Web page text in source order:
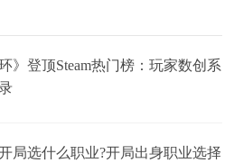
》登顶Steam热门榜：玩家数创系
局选什么职业?开局出身职业选择